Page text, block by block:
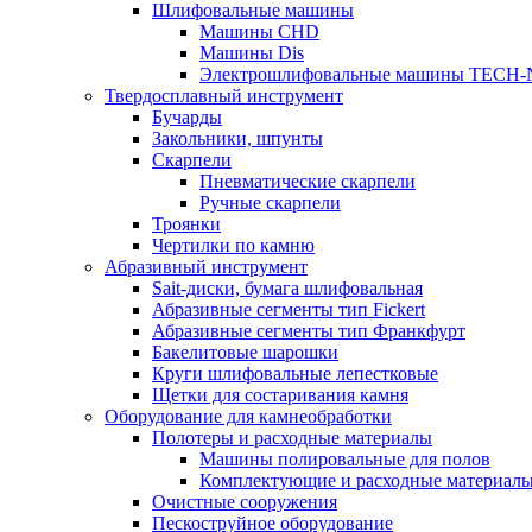
Шлифовальные машины
Машины CHD
Машины Dis
Электрошлифовальные машины TECH-
Твердосплавный инструмент
Бучарды
Закольники, шпунты
Скарпели
Пневматические скарпели
Ручные скарпели
Троянки
Чертилки по камню
Абразивный инструмент
Sait-диски, бумага шлифовальная
Абразивные сегменты тип Fickert
Абразивные сегменты тип Франкфурт
Бакелитовые шарошки
Круги шлифовальные лепестковые
Щетки для состаривания камня
Оборудование для камнеобработки
Полотеры и расходные материалы
Машины полировальные для полов
Комплектующие и расходные
Очистные сооружения
Пескоструйное оборудование